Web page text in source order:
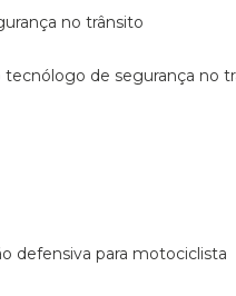
no trânsito
tecnólogo de segurança no
defensiva para motociclista